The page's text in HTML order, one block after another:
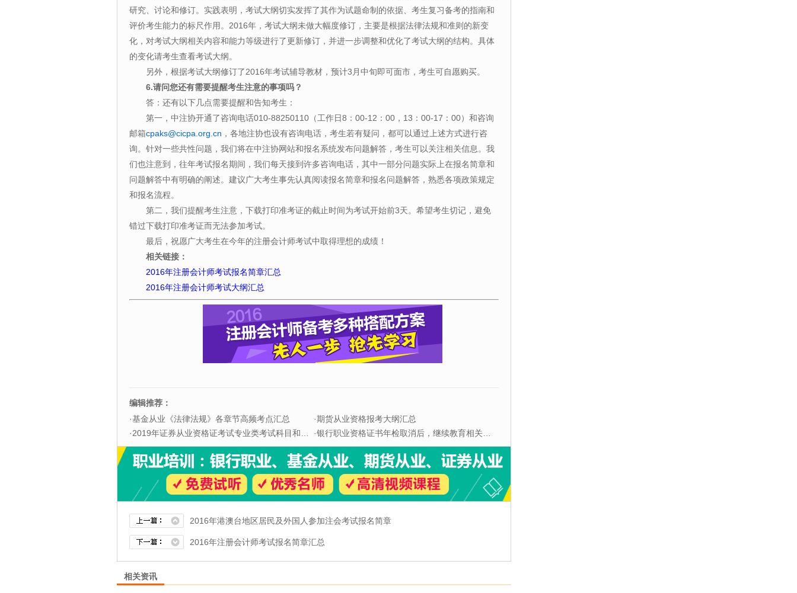
研究、讨论和修订。实践表明，考试大纲切实发挥了其作为试题命制的依据、考生复习备考的指南和
评价考生能力的标尺作用。2016年，考试大纲未做大幅度修订，主要是根据法律法规和准则的新变
化，对考试大纲相关内容和能力等级进行了更新修订，并进一步调整和优化了考试大纲的结构。具体
的变化请考生查看考试大纲。
另外，根据考试大纲修订了2016年考试辅导教材，预计3月中旬即可面市，考生可自愿购买。
6.请问您还有需要提醒考生注意的事项吗？
答：还有以下几点需要提醒和告知考生：
第一，中注协开通了咨询电话010-88250110（工作日8：00-12：00，13：00-17：00）和咨询
邮箱cpaks@cicpa.org.cn ，各地注协也设有咨询电话，考生若有疑问，都可以通过上述方式进行咨
询。针对一些共性问题，我们将在中注协网站和报名系统发布问题解答，考生可以关注相关信息。我
们也注意到，往年考试报名期间，我们每天接到许多咨询电话，其中一部分问题实际上在报名简章和
问题解答中有明确的阐述。建议广大考生事先认真阅读报名简章和报名问题解答，熟悉各项政策规定
和报名流程。
第二，我们提醒考生注意，下载打印准考证的截止时间为考试开始前3天。希望考生切记，避免
错过下载打印准考证而无法参加考试。
最后，祝愿广大考生在今年的注册会计师考试中取得理想的成绩！
相关链接：
2016年注册会计师考试报名简章汇总
2016年注册会计师考试大纲汇总
编辑推荐：
·基金从业《法律法规》各章节高频考点汇总 ·期货从业资格报考大纲汇总
·2019年证券从业资格证考试专业类考试科目和题型 ·银行职业资格证书年检取消后，继续教育相关问题解答
2016年港澳台地区居民及外国人参加注会考试报名简章
2016年注册会计师考试报名简章汇总
相关资讯